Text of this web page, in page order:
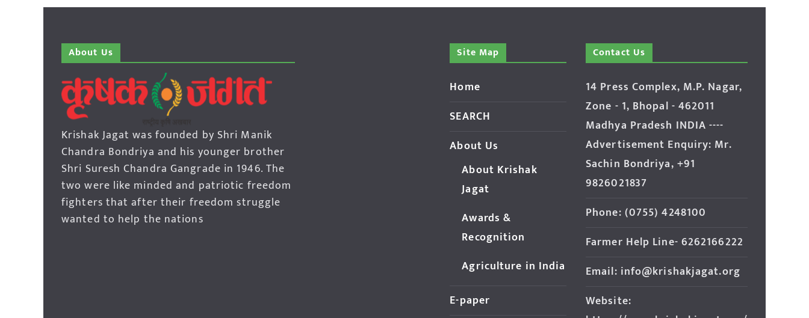
About Us
Krishak Jagat was founded by Shri Manik
Chandra Bondriya and his younger brother
Shri Suresh Chandra Gangrade in 1946. The
two were like minded and patriotic freedom
fighters that after their freedom struggle
wanted to help the nations
Site Map
Home
SEARCH
About Us
About Krishak
Jagat
Awards &
Recognition
Agriculture in India
E-paper
Contact Us
14 Press Complex, M.P. Nagar,
Zone - 1, Bhopal - 462011
Madhya Pradesh INDIA ----
Advertisement Enquiry: Mr.
Sachin Bondriya, +91
9826021837
Phone: (0755) 4248100
Farmer Help Line- 6262166222
Email: info@krishakjagat.org
Website: